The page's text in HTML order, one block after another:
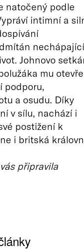
natočený podle
intimní a
Johnovo
mu otevře
podporu,
a osudu. Díky
v sílu, nachází i
postižení k
i britská
připravila